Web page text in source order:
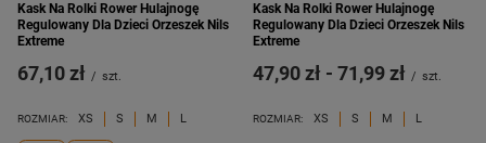
Kask Na Rolki Rower Hulajnogę
Regulowany Dla Dzieci Orzeszek Nils
Extreme
67,10 zł / szt.
ROZMIAR: XS S M L
Kask Na Rolki Rower Hulajnogę
Regulowany Dla Dzieci Orzeszek Nils
Extreme
od
47,90 zł - do
71,99 zł / szt.
ROZMIAR: XS S M L